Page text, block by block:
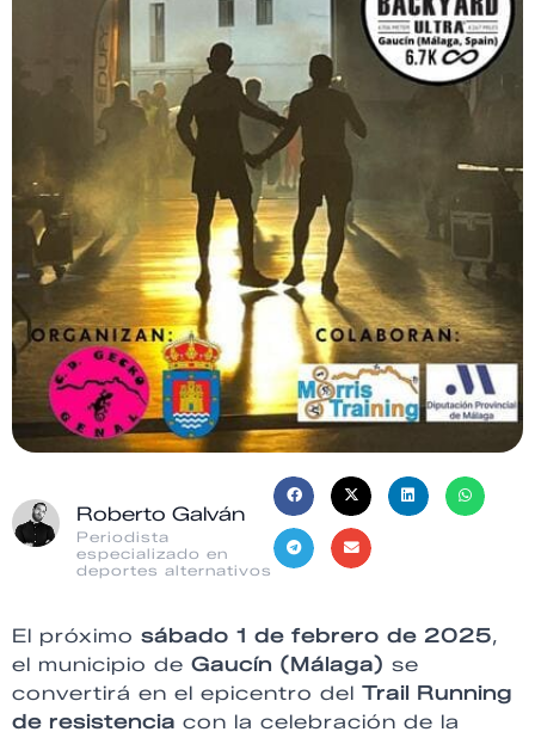
Roberto Galván
Periodista
especializado en
deportes alternativos
El próximo sábado 1 de febrero de 2025,
el municipio de Gaucín (Málaga) se
convertirá en el epicentro del Trail Running
de resistencia con la celebración de la